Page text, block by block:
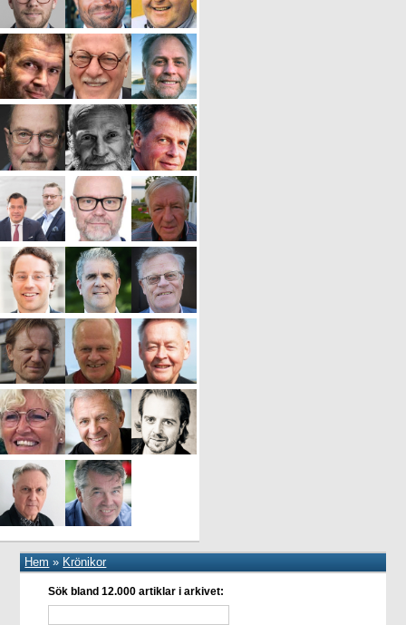
Hem » Krönikor
Sök bland 12.000 artiklar i arkivet: